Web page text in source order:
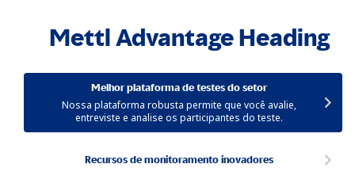
Mettl Advantage Heading
Melhor plataforma de testes do setor
Nossa plataforma robusta permite que você avalie,
entreviste e analise os participantes do teste.
Recursos de monitoramento inovadores